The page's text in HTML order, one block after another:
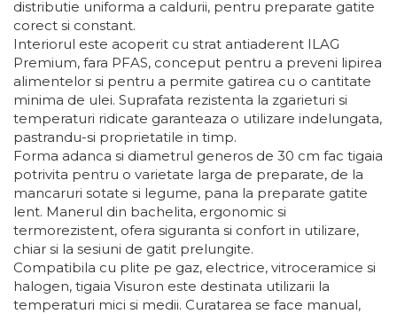
distributie uniforma a caldurii, pentru preparate gatite
corect si constant.
Interiorul este acoperit cu strat antiaderent ILAG
Premium, fara PFAS, conceput pentru a preveni lipirea
alimentelor si pentru a permite gatirea cu o cantitate
minima de ulei. Suprafata rezistenta la zgarieturi si
temperaturi ridicate garanteaza o utilizare indelungata,
pastrandu-si proprietatile in timp.
Forma adanca si diametrul generos de 30 cm fac tigaia
potrivita pentru o varietate larga de preparate, de la
mancaruri sotate si legume, pana la preparate gatite
lent. Manerul din bachelita, ergonomic si
termorezistent, ofera siguranta si confort in utilizare,
chiar si la sesiuni de gatit prelungite.
Compatibila cu plite pe gaz, electrice, vitroceramice si
halogen, tigaia Visuron este destinata utilizarii la
temperaturi mici si medii. Curatarea se face manual,